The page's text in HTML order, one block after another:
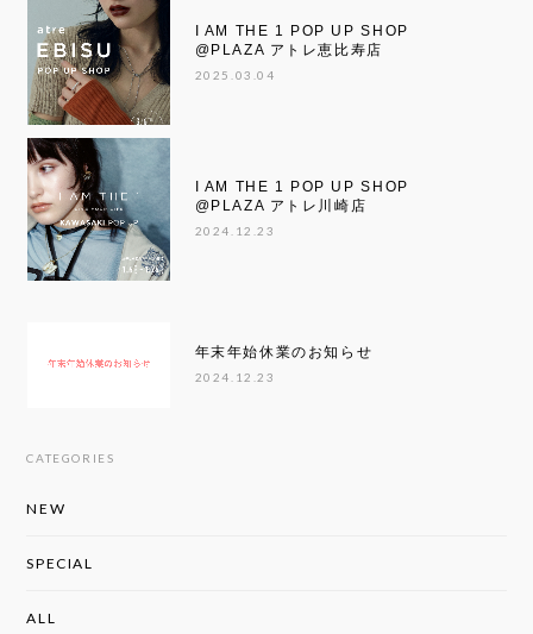
I AM THE 1 POP UP SHOP
@PLAZA アトレ恵比寿店
2025.03.04
I AM THE 1 POP UP SHOP
@PLAZA アトレ川崎店
2024.12.23
年末年始休業のお知らせ
2024.12.23
CATEGORIES
NEW
SPECIAL
ALL